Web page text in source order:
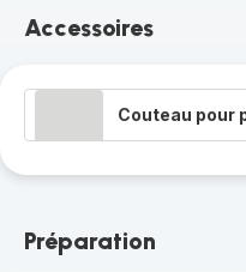
Accessoires
Couteau pour
Préparation